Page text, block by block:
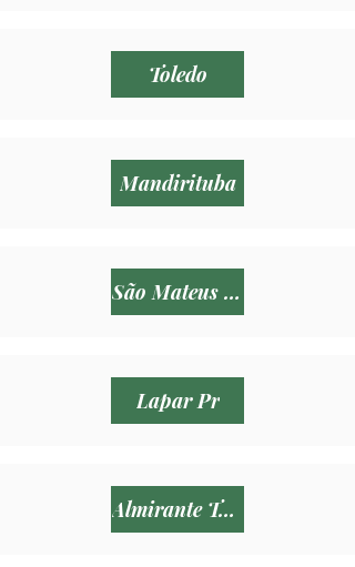
Toledo
Mandirituba
São Mateus do Sul
Lapar Pr
Almirante Tamandaré